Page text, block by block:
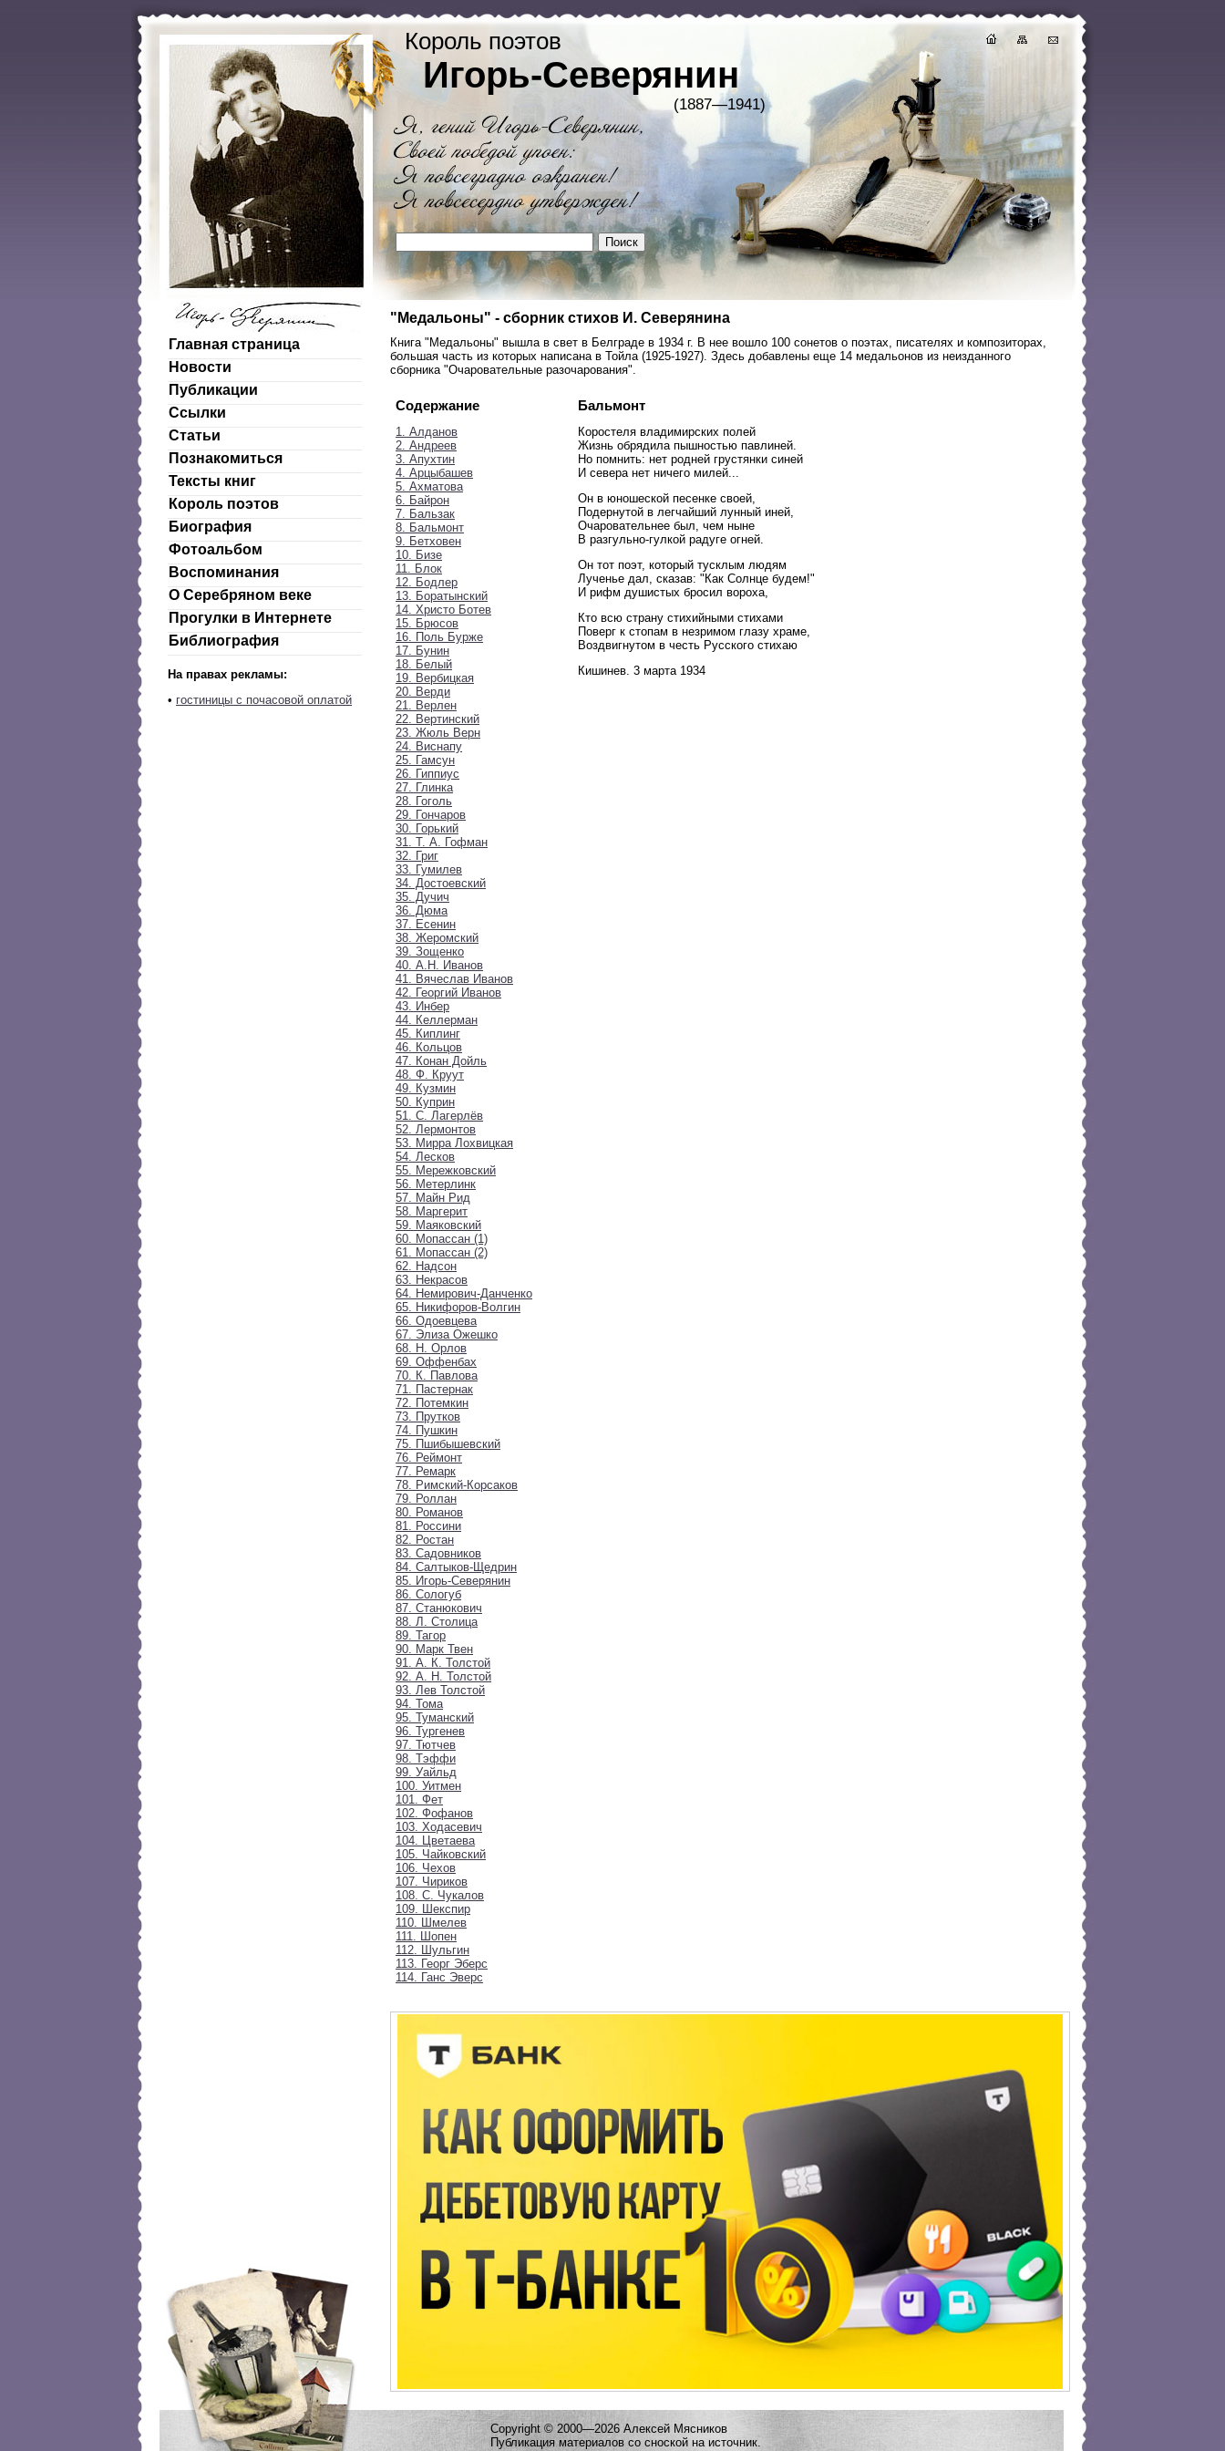
Король поэтов
Игорь-Северянин
(1887—1941)
Главная страница
Новости
Публикации
Ссылки
Статьи
Познакомиться
Тексты книг
Король поэтов
Биография
Фотоальбом
Воспоминания
О Серебряном веке
Прогулки в Интернете
Библиография
На правах рекламы:
• гостиницы с почасовой оплатой
"Медальоны" - сборник стихов И. Северянина
Книга "Медальоны" вышла в свет в Белграде в 1934 г. В нее вошло 100 сонетов о поэтах, писателях и композиторах,
большая часть из которых написана в Тойла (1925-1927). Здесь добавлены еще 14 медальонов из неизданного
сборника "Очаровательные разочарования".
Содержание
1. Алданов
2. Андреев
3. Апухтин
4. Арцыбашев
5. Ахматова
6. Байрон
7. Бальзак
8. Бальмонт
9. Бетховен
10. Бизе
11. Блок
12. Бодлер
13. Боратынский
14. Христо Ботев
15. Брюсов
16. Поль Бурже
17. Бунин
18. Белый
19. Вербицкая
20. Верди
21. Верлен
22. Вертинский
23. Жюль Верн
24. Виснапу
25. Гамсун
26. Гиппиус
27. Глинка
28. Гоголь
29. Гончаров
30. Горький
31. Т. А. Гофман
32. Григ
33. Гумилев
34. Достоевский
35. Дучич
36. Дюма
37. Есенин
38. Жеромский
39. Зощенко
40. А.Н. Иванов
41. Вячеслав Иванов
42. Георгий Иванов
43. Инбер
44. Келлерман
45. Киплинг
46. Кольцов
47. Конан Дойль
48. Ф. Круут
49. Кузмин
50. Куприн
51. С. Лагерлёв
52. Лермонтов
53. Мирра Лохвицкая
54. Лесков
55. Мережковский
56. Метерлинк
57. Майн Рид
58. Маргерит
59. Маяковский
60. Мопассан (1)
61. Мопассан (2)
62. Надсон
63. Некрасов
64. Немирович-Данченко
65. Никифоров-Волгин
66. Одоевцева
67. Элиза Ожешко
68. Н. Орлов
69. Оффенбах
70. К. Павлова
71. Пастернак
72. Потемкин
73. Прутков
74. Пушкин
75. Пшибышевский
76. Реймонт
77. Ремарк
78. Римский-Корсаков
79. Роллан
80. Романов
81. Россини
82. Ростан
83. Садовников
84. Салтыков-Щедрин
85. Игорь-Северянин
86. Сологуб
87. Станюкович
88. Л. Столица
89. Тагор
90. Марк Твен
91. А. К. Толстой
92. А. Н. Толстой
93. Лев Толстой
94. Тома
95. Туманский
96. Тургенев
97. Тютчев
98. Тэффи
99. Уайльд
100. Уитмен
101. Фет
102. Фофанов
103. Ходасевич
104. Цветаева
105. Чайковский
106. Чехов
107. Чириков
108. С. Чукалов
109. Шекспир
110. Шмелев
111. Шопен
112. Шульгин
113. Георг Эберс
114. Ганс Эверс
Бальмонт
Коростеля владимирских полей
Жизнь обрядила пышностью павлиней.
Но помнить: нет родней грустянки синей
И севера нет ничего милей...
Он в юношеской песенке своей,
Подернутой в легчайший лунный иней,
Очаровательнее был, чем ныне
В разгульно-гулкой радуге огней.
Он тот поэт, который тусклым людям
Лученье дал, сказав: "Как Солнце будем!"
И рифм душистых бросил вороха,
Кто всю страну стихийными стихами
Поверг к стопам в незримом глазу храме,
Воздвигнутом в честь Русского стихаю
Кишинев. 3 марта 1934
Copyright © 2000—2026 Алексей Мясников
Публикация материалов со сноской на источник.